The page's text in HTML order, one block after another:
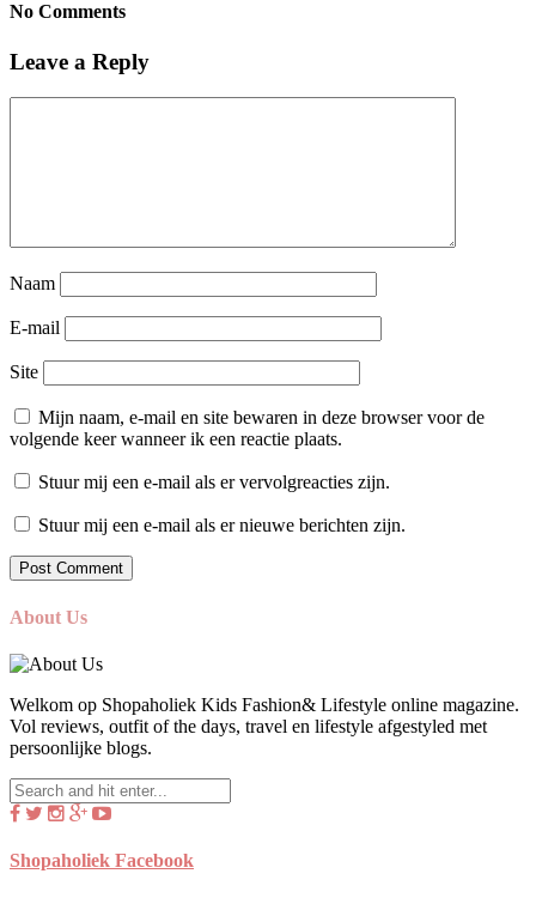
No Comments
Leave a Reply
Naam
E-mail
Site
Mijn naam, e-mail en site bewaren in deze browser voor de
volgende keer wanneer ik een reactie plaats.
Stuur mij een e-mail als er vervolgreacties zijn.
Stuur mij een e-mail als er nieuwe berichten zijn.
About Us
Welkom op Shopaholiek Kids Fashion& Lifestyle online magazine.
Vol reviews, outfit of the days, travel en lifestyle afgestyled met
persoonlijke blogs.
Shopaholiek Facebook